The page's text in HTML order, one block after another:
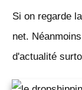
Si on regarde
net.
d'actualité